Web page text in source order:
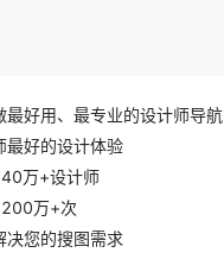
最好用、最专业的设计师导航
最好的设计体验
万+设计师
万+次
决您的搜图需求